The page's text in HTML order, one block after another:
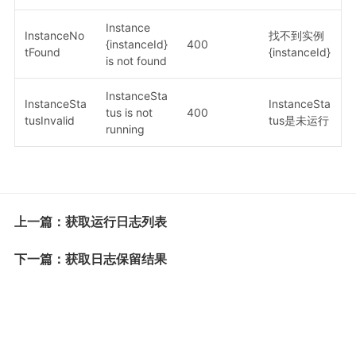
InstanceNo
tFound
Instance
{instanceId}
is not found
400
找不到实例
{instanceId}
InstanceSta
tusInvalid
InstanceSta
tus is not
running
400
InstanceSta
tus是未运行
上一篇：获取运行日志列表
下一篇：获取日志保留结果